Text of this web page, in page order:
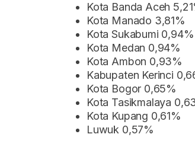
Kota Banda Aceh
Kota Manado 3,81%
Kota Sukabumi 0,94%
Kota Medan 0,94%
Kota Ambon 0,93%
Kabupaten Kerinci
Kota Bogor 0,65%
Kota Tasikmalaya
Kota Kupang 0,61%
Luwuk 0,57%